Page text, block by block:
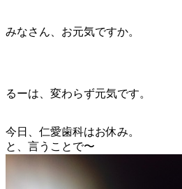
みなさん、お元気ですか。
るーは、変わらず元気です。
今日、仁愛歯科はお休み。
と、言うことで〜